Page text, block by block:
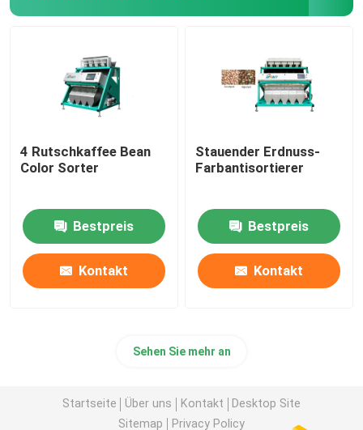
4 Rutschkaffee Bean
Color Sorter
Bestpreis
Kontakt
Stauender Erdnuss-
Farbantisortierer
Bestpreis
Kontakt
Sehen Sie mehr an
Startseite Über uns Kontakt
Desktop Site
Sitemap
Privacy Policy